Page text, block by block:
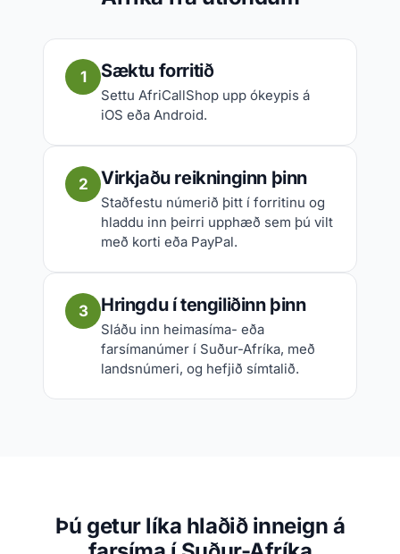
1 Sæktu forritið
Settu AfriCallShop upp ókeypis á
iOS eða Android.
2 Virkjaðu reikninginn þinn
Staðfestu númerið þitt í forritinu og
hladdu inn þeirri upphæð sem þú vilt
með korti eða PayPal.
3 Hringdu í tengiliðinn þinn
Sláðu inn heimasíma- eða
farsímanúmer í Suður-Afríka, með
landsnúmeri, og hefjið símtalið.
Þú getur líka hlaðið inneign á